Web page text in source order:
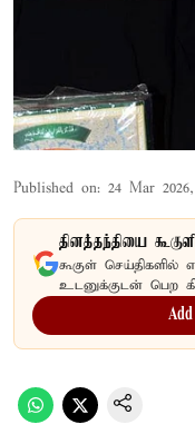
Published on: 24 Mar
தினத்தந்தியை
கூகுள் செய்திகளில்
உடனுக்குடன் பெற